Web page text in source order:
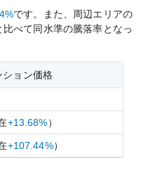
です。
また、周辺エリアの
比べて同水準の騰落率となっ
ション価格
+13.68%）
+107.44%）